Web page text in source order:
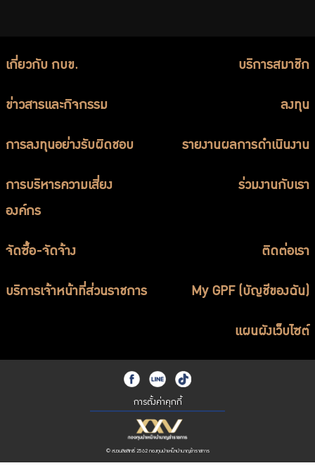
เกี่ยวกับ กบข. บริการสมาชิก
ข่าวสารและกิจกรรม ลงทุน
การลงทุนอย่างรับผิดชอบ รายงานผลการดำเนินงาน
การบริหารความเสี่ยง
องค์กร
ร่วมงานกับเรา
จัดซื้อ-จัดจ้าง ติดต่อเรา
บริการเจ้าหน้าที่ส่วนราชการ My GPF (บัญชีของฉัน)
แผนผังเว็บไซต์
การตั้งค่าคุกกี้
© สงวนลิขสิทธิ์ 2562 กองทุนบำเหน็จบำนาญข้าราชการ